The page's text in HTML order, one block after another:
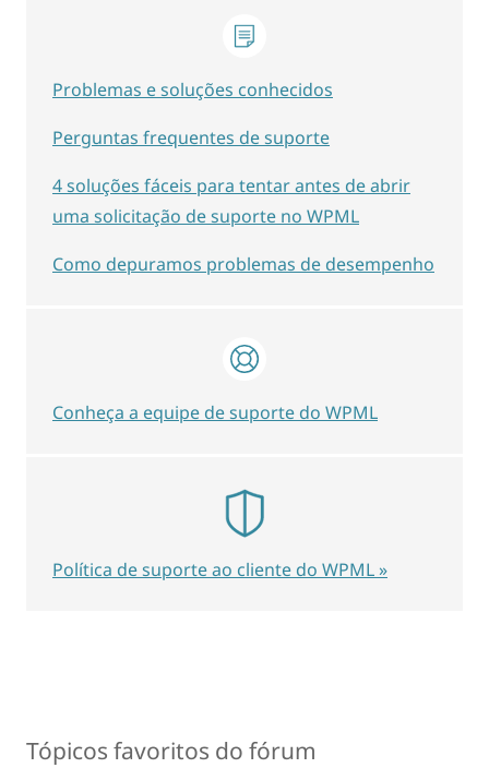
Tópicos favoritos do fórum
Problemas e soluções conhecidos
Perguntas frequentes de suporte
4 soluções fáceis para tentar antes de abrir
uma solicitação de suporte no WPML
Como depuramos problemas de desempenho
Conheça a equipe de suporte do WPML
Política de suporte ao cliente do WPML »